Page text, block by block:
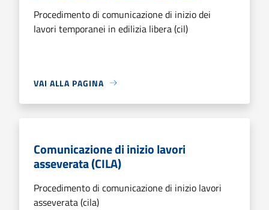
Procedimento di comunicazione di inizio dei
lavori temporanei in edilizia libera (cil)
VAI ALLA PAGINA
Comunicazione di inizio lavori
asseverata (CILA)
Procedimento di comunicazione di inizio lavori
asseverata (cila)